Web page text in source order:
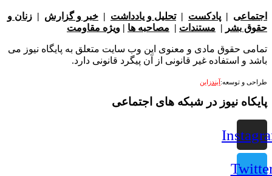
|پادکست|تحلیل و یادداشت|خبر و گزارش| زنان و
بشر| مستندات|مصاحبه ها|ویژه مقاومت
حقوق مادی و معنوی این وب سایت متعلق به پایگاه نیوز می
استفاده غیر قانونی از آن پیگرد قانونی دارد.
توسعه: آیندزاین
نیوز در شبکه های اجتماعی